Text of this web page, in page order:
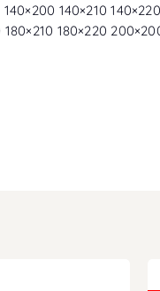
140×210
180×220